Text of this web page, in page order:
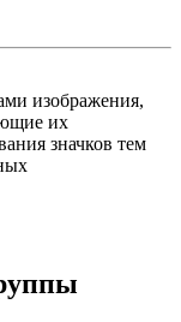
изображения,
их
значков тем